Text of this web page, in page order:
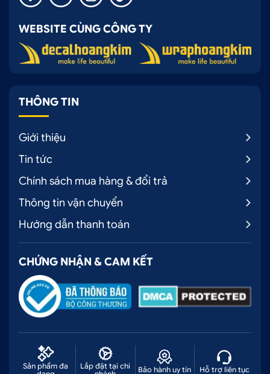
WEBSITE CÙNG CÔNG TY
THÔNG TIN
Giới thiệu
Tin tức
Chính sách mua hàng & đổi trả
Thông tin vận chuyển
Hướng dẫn thanh toán
CHỨNG NHẬN & CAM KẾT
Sản phẩm đa
Lắp đặt tại chi
Bảo hành uy tín Hỗ trợ liên tục